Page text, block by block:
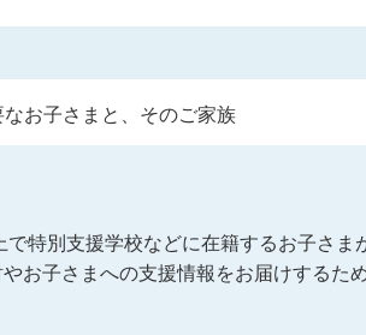
お子さまと、そのご家族
特別支援学校などに在籍するお子さま
お子さまへの支援情報をお届けするた